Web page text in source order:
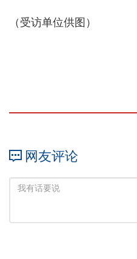
（受访单位供图）
网友评论